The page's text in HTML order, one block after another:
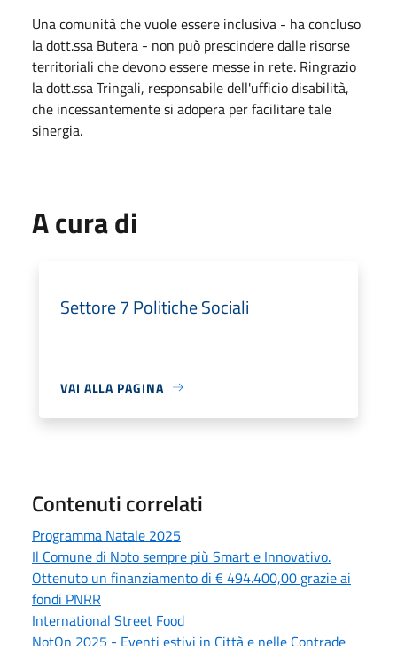
Una comunità che vuole essere inclusiva - ha concluso
la dott.ssa Butera - non può prescindere dalle risorse
territoriali che devono essere messe in rete. Ringrazio
la dott.ssa Tringali, responsabile dell'ufficio disabilità,
che incessantemente si adopera per facilitare tale
sinergia.
A cura di
Settore 7 Politiche Sociali
VAI ALLA PAGINA
Contenuti correlati
Programma Natale 2025
Il Comune di Noto sempre più Smart e Innovativo.
Ottenuto un finanziamento di € 494.400,00 grazie ai
fondi PNRR
International Street Food
NotOn 2025 - Eventi estivi in Città e nelle Contrade